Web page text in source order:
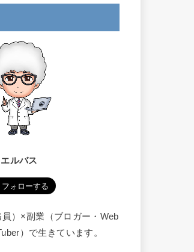
ス
）×副業（ブロガー・Web
）で生きています。